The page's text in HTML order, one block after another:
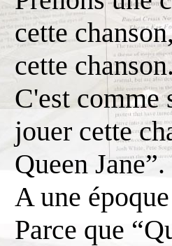
cette
cette
C'est
jouer cette
Queen Jane”.
A une
Parce que